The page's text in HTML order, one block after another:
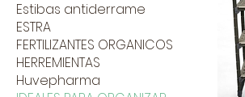
Estibas antiderrame
ESTRA
FERTILIZANTES ORGANICOS
HERREMIENTAS
Huvepharma